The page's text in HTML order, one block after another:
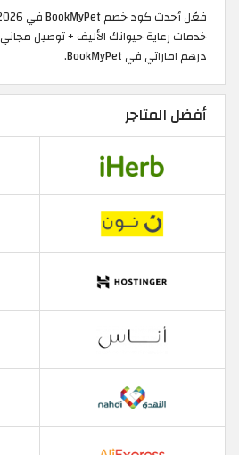
درهم اماراتي في BookMyPet.
أفضل المتاجر